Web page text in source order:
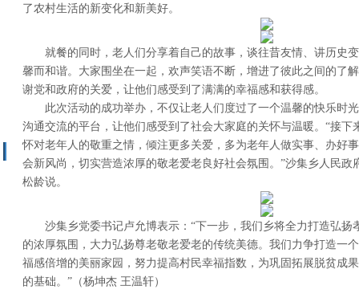
了农村生活的新变化和新美好。
就餐的同时，老人们分享着自己的故事，谈往昔友情、讲历史
馨而和谐。大家围坐在一起，欢声笑语不断，增进了彼此之间的了
谢党和政府的关爱，让他们感受到了满满的幸福感和获得感。
此次活动的成功举办，不仅让老人们度过了一个温馨的快乐时
沟通交流的平台，让他们感受到了社会大家庭的关怀与温暖。“接下
怀对老年人的敬重之情，倾注更多关爱，多为老年人做实事、办好
会新风尚，切实营造浓厚的敬老爱老良好社会氛围。”沙集乡人民政
松龄说。
沙集乡党委书记卢允博表示：“下一步，我们乡将全力打造弘扬
的浓厚氛围，大力弘扬尊老敬老爱老的传统美德。我们力争打造一
福感倍增的美丽家园，努力提高村民幸福指数，为巩固拓展脱贫成
的基础。”（杨坤杰 王温轩）